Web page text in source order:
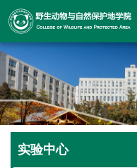
实验中心